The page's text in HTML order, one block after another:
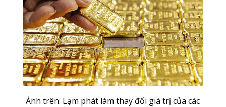
Ảnh trên: Lạm phát làm thay đổi giá trị của các